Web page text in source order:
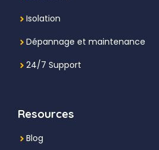
Isolation
Dépannage et maintenance
24/7 Support
Resources
Blog